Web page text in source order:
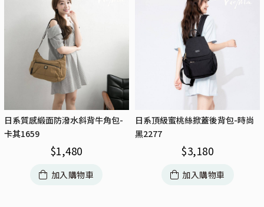
日系質感緞面防潑水斜背牛角包-
卡其1659
$1,480
加入購物車
日系頂級蜜桃絲掀蓋後背包-時尚
黑2277
$3,180
加入購物車